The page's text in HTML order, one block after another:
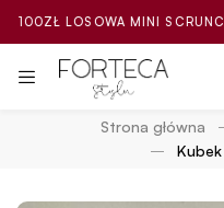
MINI SCRUNCHIE
Strona główna